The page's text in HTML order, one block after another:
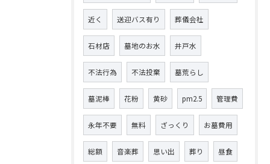
近く 送迎バス有り 葬儀会社
石材店 墓地のお水 井戸水
不法行為 不法投棄 墓荒らし
墓泥棒 花粉 黄砂 pm2.5 管理費
永年不要 無料 ざっくり お墓費用
総額 音楽葬 思い出 葬り 昼食